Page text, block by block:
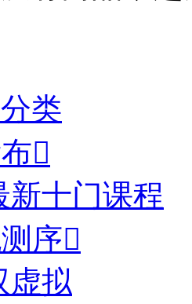
类

新十门课程
序
虚拟